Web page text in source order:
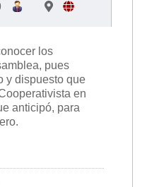
los
pues
y dispuesto que
en
anticipó, para